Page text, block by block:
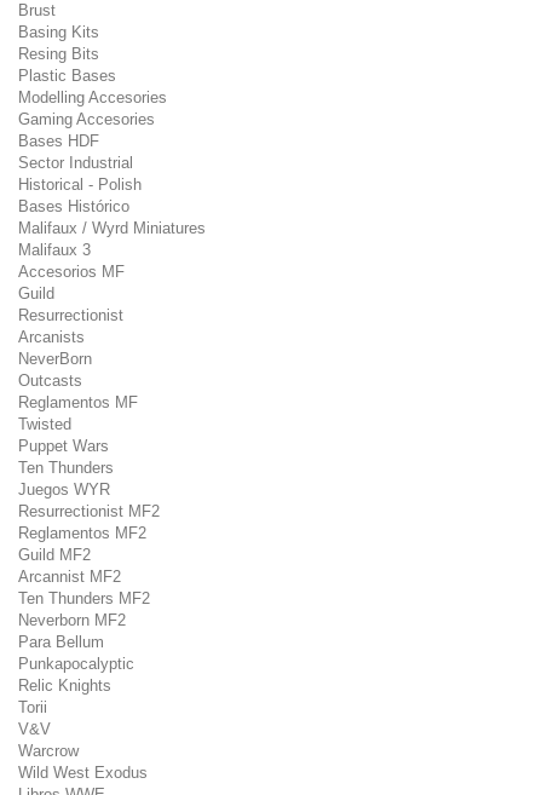
Brust
Basing Kits
Resing Bits
Plastic Bases
Modelling Accesories
Gaming Accesories
Bases HDF
Sector Industrial
Historical - Polish
Bases Histórico
Malifaux / Wyrd Miniatures
Malifaux 3
Accesorios MF
Guild
Resurrectionist
Arcanists
NeverBorn
Outcasts
Reglamentos MF
Twisted
Puppet Wars
Ten Thunders
Juegos WYR
Resurrectionist MF2
Reglamentos MF2
Guild MF2
Arcannist MF2
Ten Thunders MF2
Neverborn MF2
Para Bellum
Punkapocalyptic
Relic Knights
Torii
V&V
Warcrow
Wild West Exodus